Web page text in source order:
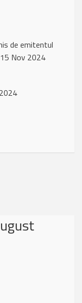
de emitentul
15 Nov 2024